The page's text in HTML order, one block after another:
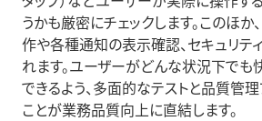
うかも厳密にチェックします。このほか
作や各種通知の表示確認、セキュリテ
れます。ユーザーがどんな状況下でも
できるよう、多面的なテストと品質管
ことが業務品質向上に直結します。